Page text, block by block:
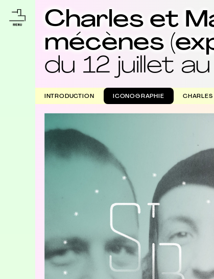
Charles et
mécènes
du 12 juillet
INTRODUCTION ICONOGRAPHIE